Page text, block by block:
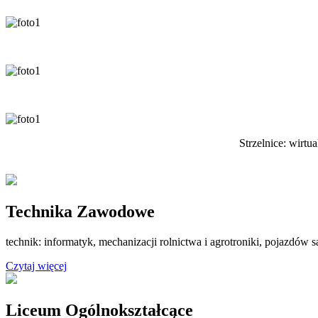
Strzelnice:
Technika Zawodowe
technik: informatyk, mechanizacji rolnictwa i agrotroniki, pojazdów
Czytaj więcej
Liceum Ogólnokształcące